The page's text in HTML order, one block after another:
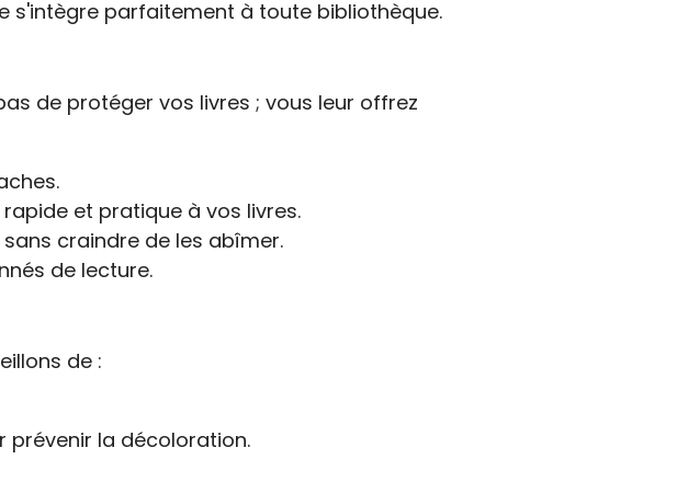
s'intègre parfaitement à toute bibliothèque.
de protéger vos livres ; vous leur offrez
et pratique à vos livres.
craindre de les abîmer.
de lecture.
de :
prévenir la décoloration.